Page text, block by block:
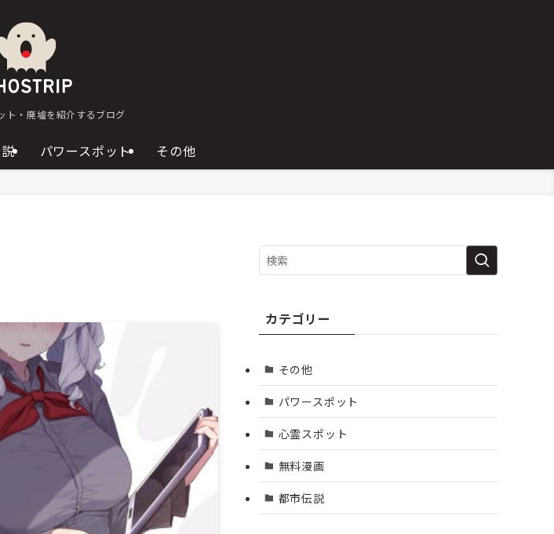
ト・廃墟を紹介するブログ
パワースポット その他
カテゴリー
その他
パワースポット
心霊スポット
無料漫画
都市伝説